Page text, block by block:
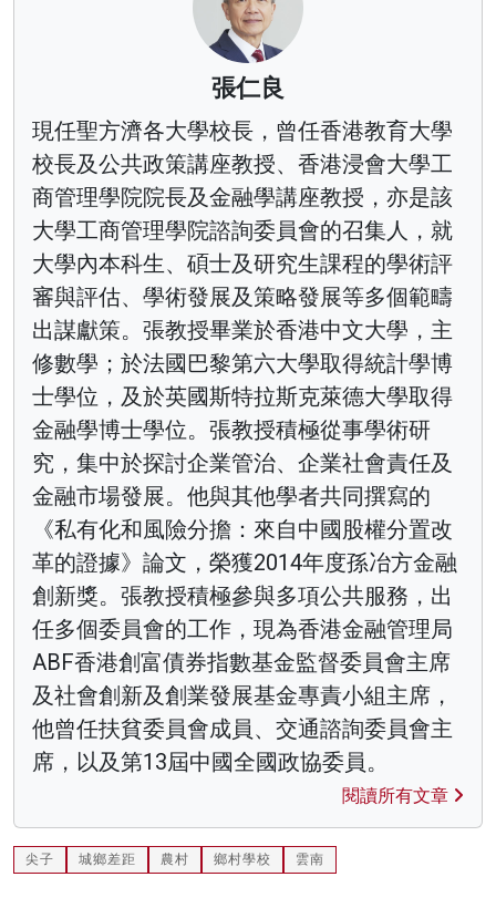
張仁良
現任聖方濟各大學校長，曾任香港教育大學
校長及公共政策講座教授、香港浸會大學工
商管理學院院長及金融學講座教授，亦是該
大學工商管理學院諮詢委員會的召集人，就
大學內本科生、碩士及研究生課程的學術評
審與評估、學術發展及策略發展等多個範疇
出謀獻策。張教授畢業於香港中文大學，主
修數學；於法國巴黎第六大學取得統計學博
士學位，及於英國斯特拉斯克萊德大學取得
金融學博士學位。張教授積極從事學術研
究，集中於探討企業管治、企業社會責任及
金融市場發展。他與其他學者共同撰寫的
《私有化和風險分擔：來自中國股權分置改
革的證據》論文，榮獲2014年度孫冶方金融
創新獎。張教授積極參與多項公共服務，出
任多個委員會的工作，現為香港金融管理局
ABF香港創富債券指數基金監督委員會主席
及社會創新及創業發展基金專責小組主席，
他曾任扶貧委員會成員、交通諮詢委員會主
席，以及第13屆中國全國政協委員。
閱讀所有文章
尖子 城鄉差距 農村 鄉村學校 雲南